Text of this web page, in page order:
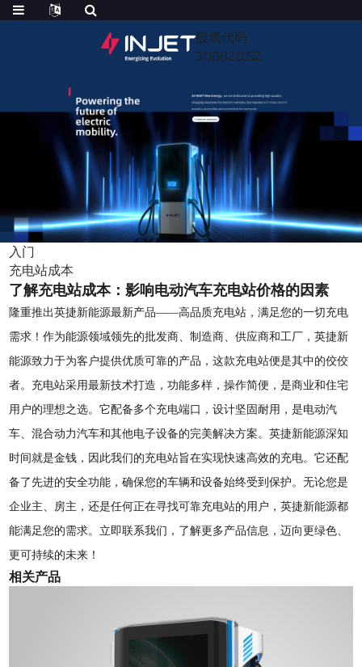
股票代码
300820.SZ
入门
充电站成本
了解充电站成本：影响电动汽车充电站价格的因素
隆重推出英捷新能源最新产品——高品质充电站，满足您的一切充电
需求！作为能源领域领先的批发商、制造商、供应商和工厂，英捷新
能源致力于为客户提供优质可靠的产品，这款充电站便是其中的佼佼
者。充电站采用最新技术打造，功能多样，操作简便，是商业和住宅
用户的理想之选。它配备多个充电端口，设计坚固耐用，是电动汽
车、混合动力汽车和其他电子设备的完美解决方案。英捷新能源深知
时间就是金钱，因此我们的充电站旨在实现快速高效的充电。它还配
备了先进的安全功能，确保您的车辆和设备始终受到保护。无论您是
企业主、房主，还是任何正在寻找可靠充电站的用户，英捷新能源都
能满足您的需求。立即联系我们，了解更多产品信息，迈向更绿色、
更可持续的未来！
相关产品